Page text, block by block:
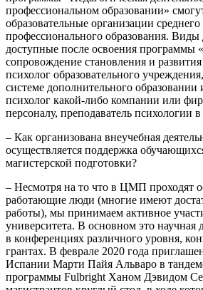
профессиональном образовании»
образовательные организации
профессионального образования. Виды
доступные после освоения программы
сопровождение становления и
психолог образовательного
системе дополнительного образовании
психолог какой-либо компании или
персоналу, преподаватель психологии
– Как организована внеучебная
осуществляется поддержка
магистерской подготовки?
– Несмотря на то что в ЦМП проходят
работающие люди (многие имеют
работы), мы принимаем активное
университета. В основном это научная
в конференциях различного уровня,
грантах. В феврале 2020 года
Испании Марти Пайя Альваро в
программы Fulbright Ханом Дэвидом